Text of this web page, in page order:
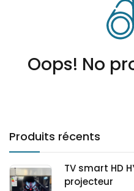
Produits récents
TV smart HD
projecteur
Oops! No